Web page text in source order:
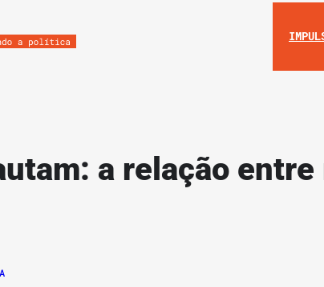
a relação